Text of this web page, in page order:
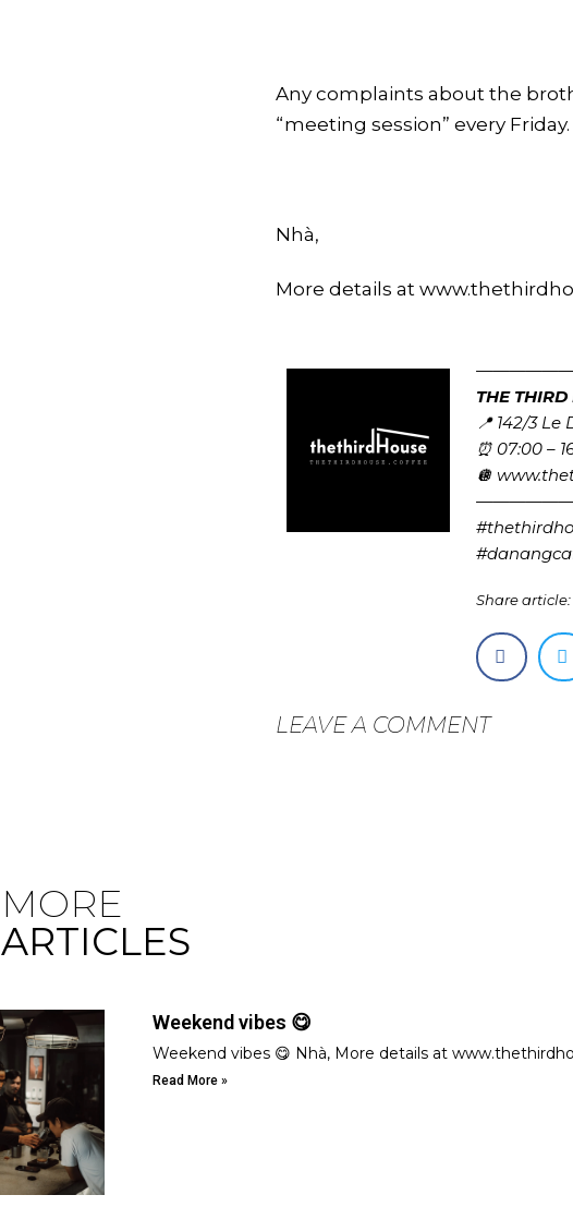
Any complaints about the
“meeting session” every
Nhà,
More details at
THE
📍 142/3 Le
⏰ 07:00 –
🪩
Share article:
LEAVE A COMMENT
MORE
ARTICLES
Weekend vibes 😋
Weekend vibes 😋 Nhà, More details at
Read More »